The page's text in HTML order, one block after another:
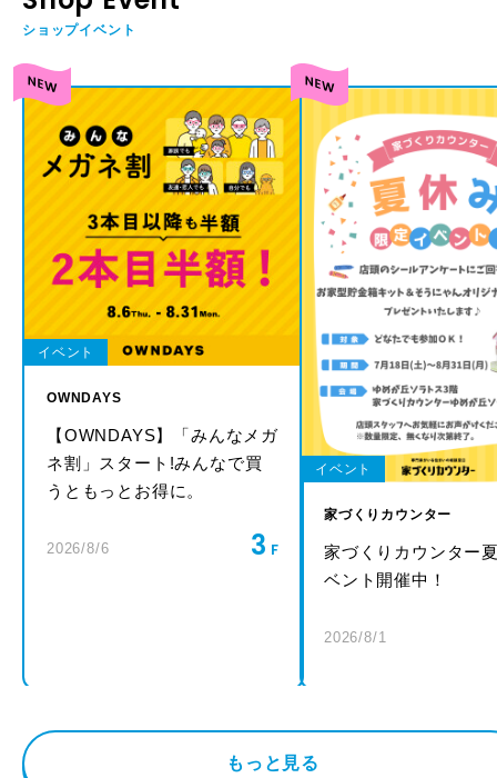
ショップイベント
イベント
OWNDAYS
【OWNDAYS】「みんなメガ
ネ割」スタート!みんなで買
うともっとお得に。
2026/8/6 3
イベント
家づくりカウンター
家づくりカウンター
ベント開催中！
2026/8/1
もっと見る